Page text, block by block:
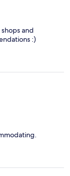
and
:)